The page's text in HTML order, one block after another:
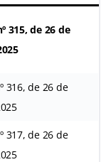
315, de 26 de
316, de 26 de
317, de 26 de